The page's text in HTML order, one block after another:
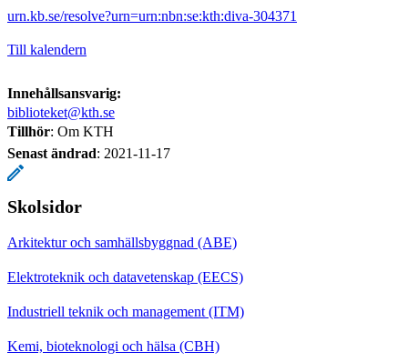
urn.kb.se/resolve?urn=urn:nbn:se:kth:diva-304371
Till kalendern
Innehållsansvarig:
biblioteket@kth.se
Tillhör: Om KTH
Senast ändrad: 2021-11-17
Skolsidor
Arkitektur och samhällsbyggnad (ABE)
Elektroteknik och datavetenskap (EECS)
Industriell teknik och management (ITM)
Kemi, bioteknologi och hälsa (CBH)